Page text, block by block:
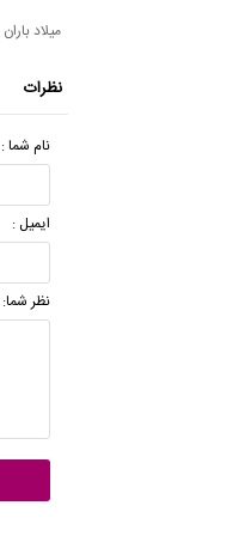
میلاد
نظرات
نام شما :
ایمیل :
نظر شما: